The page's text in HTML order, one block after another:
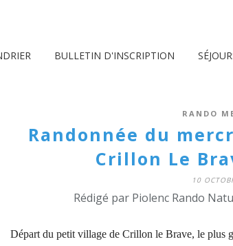
BULLETIN D'INSCRIPTION
RANDO
Randonnée du
Crillon Le
10
Rédigé par Piolenc Rando
Départ du petit village de Crillon le Brave, le plus